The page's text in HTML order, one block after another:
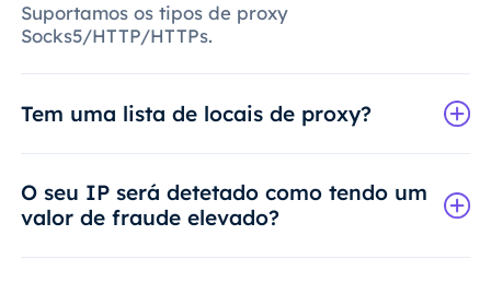
Suportamos os tipos de proxy
Socks5/HTTP/HTTPs.
Tem uma lista de locais de proxy?
O seu IP será detetado como tendo um
valor de fraude elevado?